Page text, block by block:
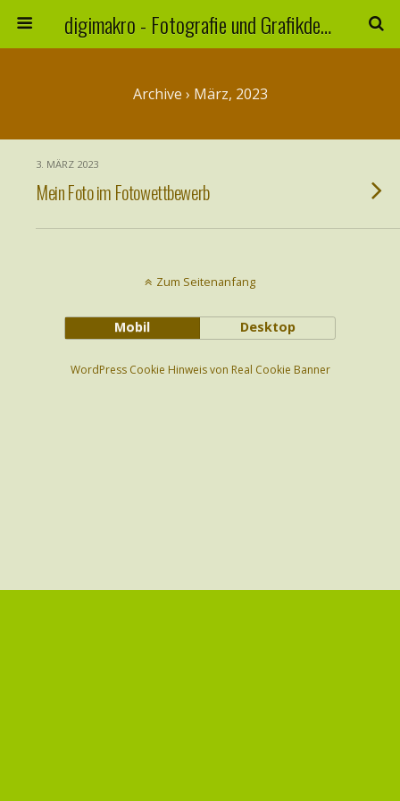
digimakro - Fotografie und Grafikdesign
Archive › März, 2023
3. MÄRZ 2023
Mein Foto im Fotowettbewerb
Zum Seitenanfang
Mobil Desktop
WordPress Cookie Hinweis von Real Cookie Banner